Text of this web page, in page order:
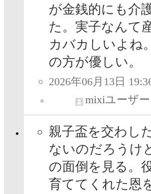
が金銭的にも介
た。実子なんて
カバカしいよね
の方が優しい。
2026年06月13日
mixiユーザー
親子盃を交わし
ないのだろうけ
の面倒を見る。
育ててくれた恩